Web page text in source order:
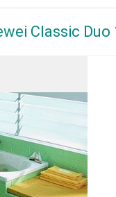
Classic